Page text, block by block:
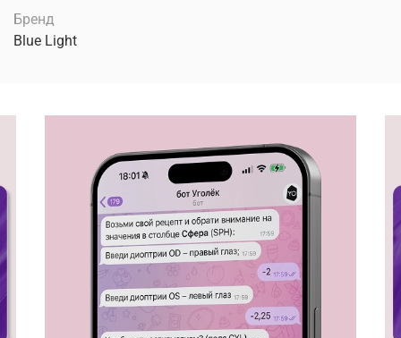
Бренд
Blue Light